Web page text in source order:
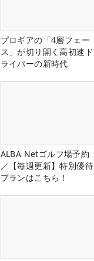
プロギアの「4層フェー
ス」が切り開く高初速ド
ライバーの新時代
ALBA Netゴルフ場予約
／【毎週更新】特別優待
プランはこちら！